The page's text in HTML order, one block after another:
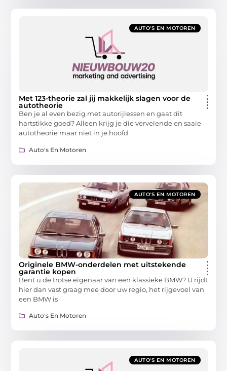
AUTO'S EN MOTOREN
Met 123-theorie zal jij makkelijk slagen voor de
autotheorie
Ben je al even bezig met autorijlessen en gaat dit
hartstikke goed? Alleen krijg je die vervelende en saaie
autotheorie maar niet in je hoofd
Auto's En Motoren
AUTO'S EN MOTOREN
Originele BMW-onderdelen met uitstekende
garantie kopen
Bent u de trotse eigenaar van een klassieke BMW? U rijdt
hier dan vast graag mee door uw regio, het rijgevoel van
een BMW is
Auto's En Motoren
AUTO'S EN MOTOREN